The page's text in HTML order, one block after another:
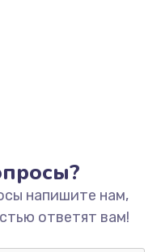
напишите нам,
ответят вам!